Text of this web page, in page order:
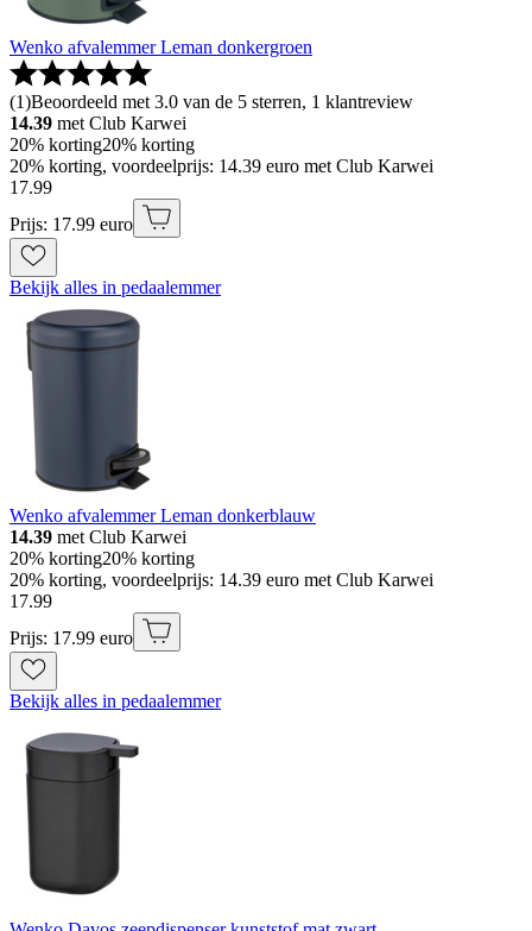
Wenko afvalemmer Leman donkergroen
(1)Beoordeeld met 3.0 van de 5 sterren, 1 klantreview
14.39 met Club Karwei
20% korting20% korting
20% korting, voordeelprijs: 14.39 euro met Club Karwei
17.99
Prijs: 17.99 euro
Bekijk alles in pedaalemmer
Wenko afvalemmer Leman donkerblauw
14.39 met Club Karwei
20% korting20% korting
20% korting, voordeelprijs: 14.39 euro met Club Karwei
17.99
Prijs: 17.99 euro
Bekijk alles in pedaalemmer